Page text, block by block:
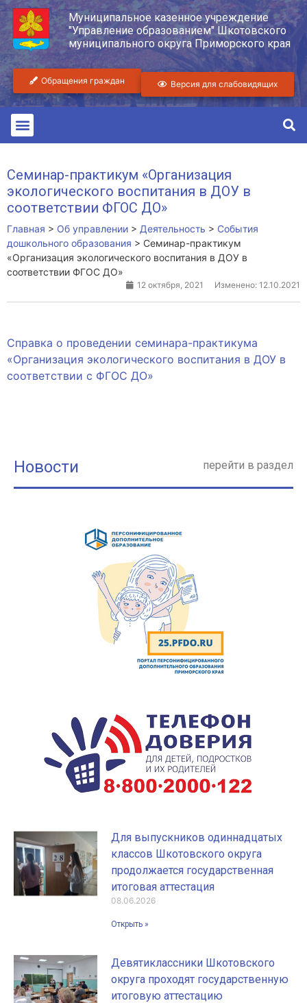
Муниципальное казенное учреждение
"Управление образованием" Шкотовского
муниципального округа Приморского края
Обращения граждан Версия для слабовидящих
Семинар-практикум «Организация
экологического воспитания в ДОУ в
соответствии ФГОС ДО»
Главная > Об управлении > Деятельность > События
дошкольного образования > Семинар-практикум
«Организация экологического воспитания в ДОУ в
соответствии ФГОС ДО»
12 октября, 2021 Изменено: 12.10.2021
Справка о проведении семинара-практикума
«Организация экологического воспитания в ДОУ в
соответствии с ФГОС ДО»
Новости перейти в раздел
Для выпускников одиннадцатых
классов Шкотовского округа
продолжается государственная
итоговая аттестация
08.06.2026
Открыть »
Девятиклассники Шкотовского
округа проходят государственную
итоговую аттестацию